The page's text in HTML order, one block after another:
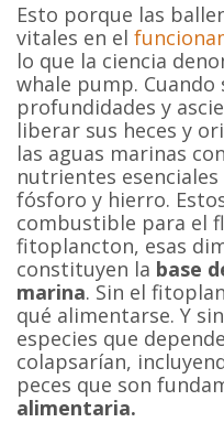
Esto porque las
vitales en el
lo que la ciencia
whale pump. Cuando
profundidades y
liberar sus heces y
las aguas marinas
nutrientes
fósforo y hierro.
combustible para el
fitoplancton, esas
constituyen la base
marina. Sin el
qué alimentarse. Y
especies que
colapsarían,
peces que son
alimentaria.